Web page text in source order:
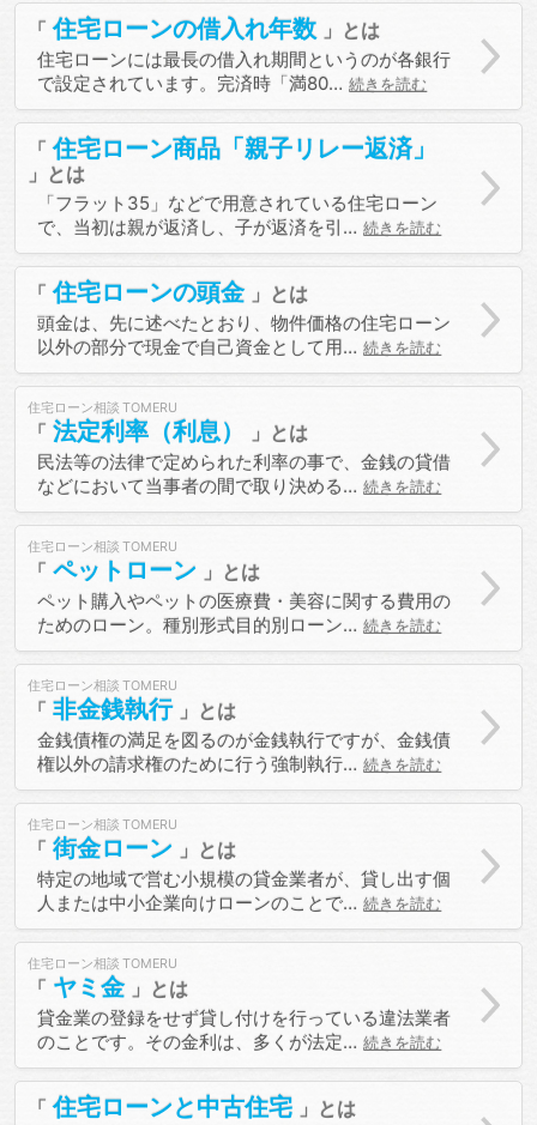
住宅ローンの借入れ年数
住宅ローンには最長の借入れ期間というのが各銀行
で設定されています。完済時「満80… 続きを読む
住宅ローン商品「親子リレー返済」
「フラット35」などで用意されている住宅ローン
で、当初は親が返済し、子が返済を引… 続きを読む
住宅ローンの頭金
頭金は、先に述べたとおり、物件価格の住宅ローン
以外の部分で現金で自己資金として用… 続きを読む
住宅ローン相談
法定利率（利息）
民法等の法律で定められた利率の事で、金銭の貸借
などにおいて当事者の間で取り決める… 続きを読む
住宅ローン相談
ペットローン
ペット購入やペットの医療費・美容に関する費用の
ためのローン。種別形式目的別ローン… 続きを読む
住宅ローン相談
非金銭執行
金銭債権の満足を図るのが金銭執行ですが、金銭債
権以外の請求権のために行う強制執行… 続きを読む
住宅ローン相談
街金ローン
特定の地域で営む小規模の貸金業者が、貸し出す個
人または中小企業向けローンのことで… 続きを読む
住宅ローン相談
ヤミ金
貸金業の登録をせず貸し付けを行っている違法業者
のことです。その金利は、多くが法定… 続きを読む
住宅ローンと中古住宅